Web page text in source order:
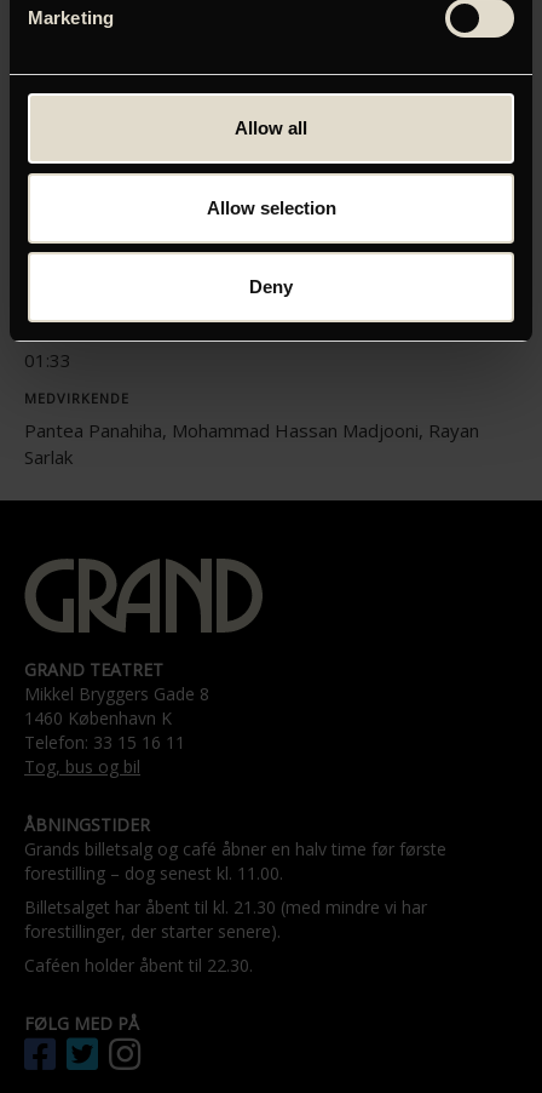
Marketing
Allow all
Allow selection
Deny
Klik her for at opdatere dine indstillinger
INSTRUKTØR
LÆNGDE
01:33
MEDVIRKENDE
Pantea Panahiha, Mohammad Hassan Madjooni, Rayan
Sarlak
GRAND TEATRET
Mikkel Bryggers Gade 8
1460 København K
Telefon: 33 15 16 11
Tog, bus og bil
ÅBNINGSTIDER
Grands billetsalg og café åbner en halv time før første
forestilling – dog senest kl. 11.00.
Billetsalget har åbent til kl. 21.30 (med mindre vi har
forestillinger, der starter senere).
Caféen holder åbent til 22.30.
FØLG MED PÅ